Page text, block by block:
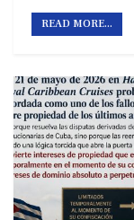
READ MORE...